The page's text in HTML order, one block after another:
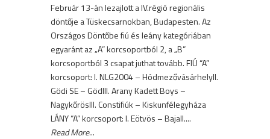
Február 13-án lezajlott a IV.régió regionális
döntője a Tüskecsarnokban, Budapesten. Az
Országos Döntőbe fiú és leány kategóriában
egyaránt az „A” korcsoportból 2, a „B”
korcsoportból 3 csapat juthat tovább. FIÚ “A”
korcsoport: I. NLG2004 – HódmezővásárhelyII.
Gödi SE – GödIII. Arany Kadett Boys –
NagykőrösIII. Constifiúk – Kiskunfélegyháza
LÁNY “A” korcsoport: I. Eötvös – BajaII....
Read More...